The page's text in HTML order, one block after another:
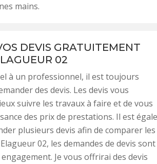
mains.
DEVIS GRATUITEMENT
02
à un professionnel, il est toujours
des devis. Les devis vous
suivre les travaux à faire et de vous
des prix de prestations. Il est
plusieurs devis afin de comparer les
02, les demandes de devis sont
Je vous offrirai des devis